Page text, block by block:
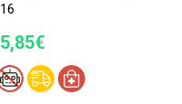
16
5,85€